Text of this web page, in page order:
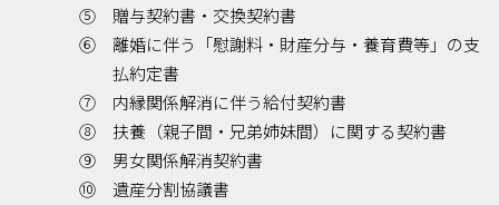
⑤ 贈与契約書・交換契約書
⑥ 離婚に伴う「慰謝料・財産分与・養育費等」の支
払約定書
⑦ 内縁関係解消に伴う給付契約書
⑧ 扶養（親子間・兄弟姉妹間）に関する契約書
⑨ 男女関係解消契約書
⑩ 遺産分割協議書